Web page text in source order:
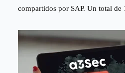
compartidos por SAP. Un total de